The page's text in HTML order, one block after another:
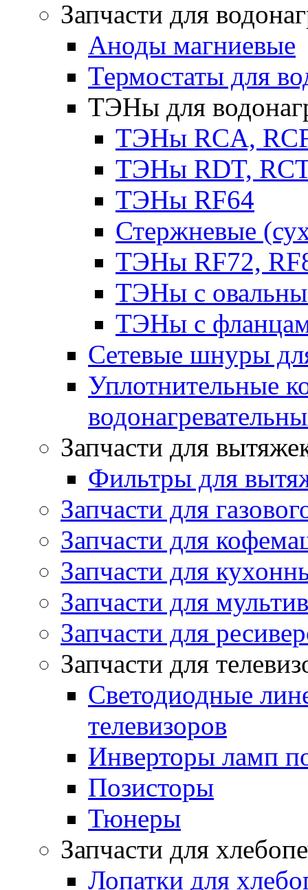
Запчасти для
Аноды магниевые
Термостаты для
ТЭНы для
ТЭНы RCA,
ТЭНы RDT,
ТЭНы RF64
Стержневые
ТЭНы RF72,
ТЭНы с
ТЭНы с
Сетевые шнуры
Уплотнительные
Запчасти для
Фильтры для
Запчасти для
Запчасти для
Запчасти для
Запчасти для
Запчасти для
Запчасти для
Светодиодные
телевизоров
Инверторы ламп
Позисторы
Тюнеры
Запчасти для
Лопатки для